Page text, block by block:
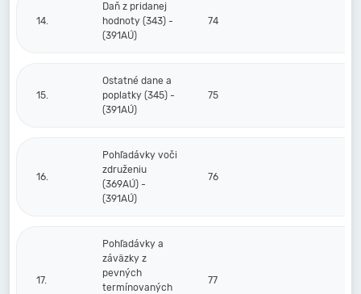
14.
Daň z pridanej
hodnoty (343) -
(391AÚ)
74
15.
Ostatné dane a
poplatky (345) -
(391AÚ)
75
16.
Pohľadávky voči
združeniu
(369AÚ) -
(391AÚ)
76
17.
Pohľadávky a
záväzky z
pevných
termínovaných
77